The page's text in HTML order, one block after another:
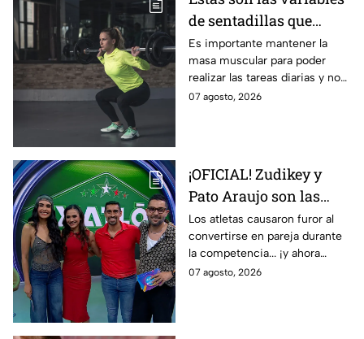
de sentadillas que
debes elegir después de
los 50, según los
entrenadores
Es importante mantener la
masa muscular para poder
realizar las tareas diarias y no
sufrir sarcopenia.
07 agosto, 2026
¡OFICIAL! Zudikey y
Pato Araujo son las
primeras leyendas
CONFIRMADAS para la
décima temporada de
Exatlón México
Los atletas causaron furor al
convertirse en pareja durante
la competencia... ¡y ahora
vuelven a ella cuatro años
07 agosto, 2026